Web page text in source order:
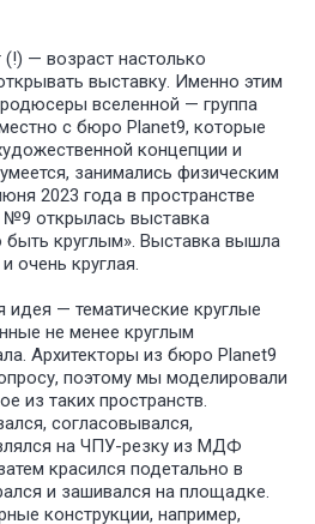
— возраст настолько
выставку. Именно этим
вселенной — группа
с бюро Planet9, которые
концепции и
занимались физическим
2023 года в пространстве
открылась выставка
быть круглым». Выставка вышла
очень круглая.
идея — тематические круглые
не менее круглым
Архитекторы из бюро Planet9
поэтому мы моделировали
из таких пространств.
согласовывался,
на ЧПУ-резку из МДФ
красился подетально в
и зашивался на площадке.
конструкции, например,